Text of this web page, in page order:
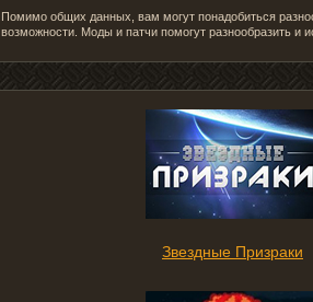
Помимо общих данных, вам могут понадобиться
возможности. Моды и патчи помогут разнообразить
Звездные Призраки